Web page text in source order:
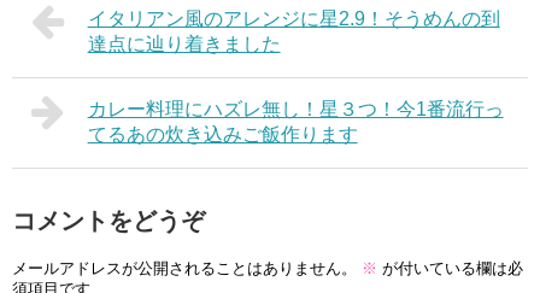
イタリアン風のアレンジに星2.9！そうめんの到
達点に辿り着きました
カレー料理にハズレ無し！星３つ！今1番流行っ
てるあの炊き込みご飯作ります
コメントをどうぞ
メールアドレスが公開されることはありません。 ※ が付いている欄は必
須項目です